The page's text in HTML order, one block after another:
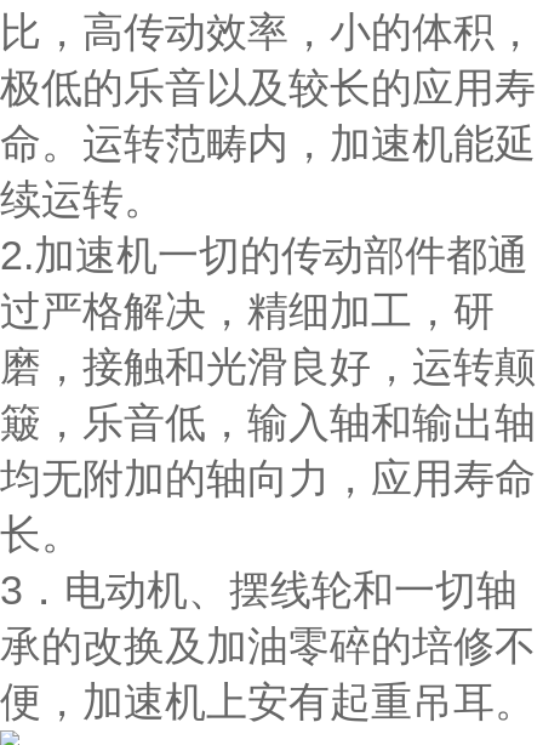
比，高传动效率，小的体积，
极低的乐音以及较长的应用寿
命。运转范畴内，加速机能延
续运转。
2.加速机一切的传动部件都通
过严格解决，精细加工，研
磨，接触和光滑良好，运转颠
簸，乐音低，输入轴和输出轴
均无附加的轴向力，应用寿命
长。
3．电动机、摆线轮和一切轴
承的改换及加油零碎的培修不
便，加速机上安有起重吊耳。